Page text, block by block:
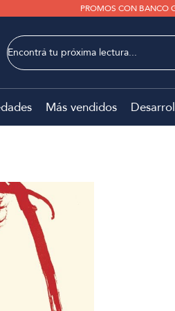
PROMOS CON BANCO
Más vendidos